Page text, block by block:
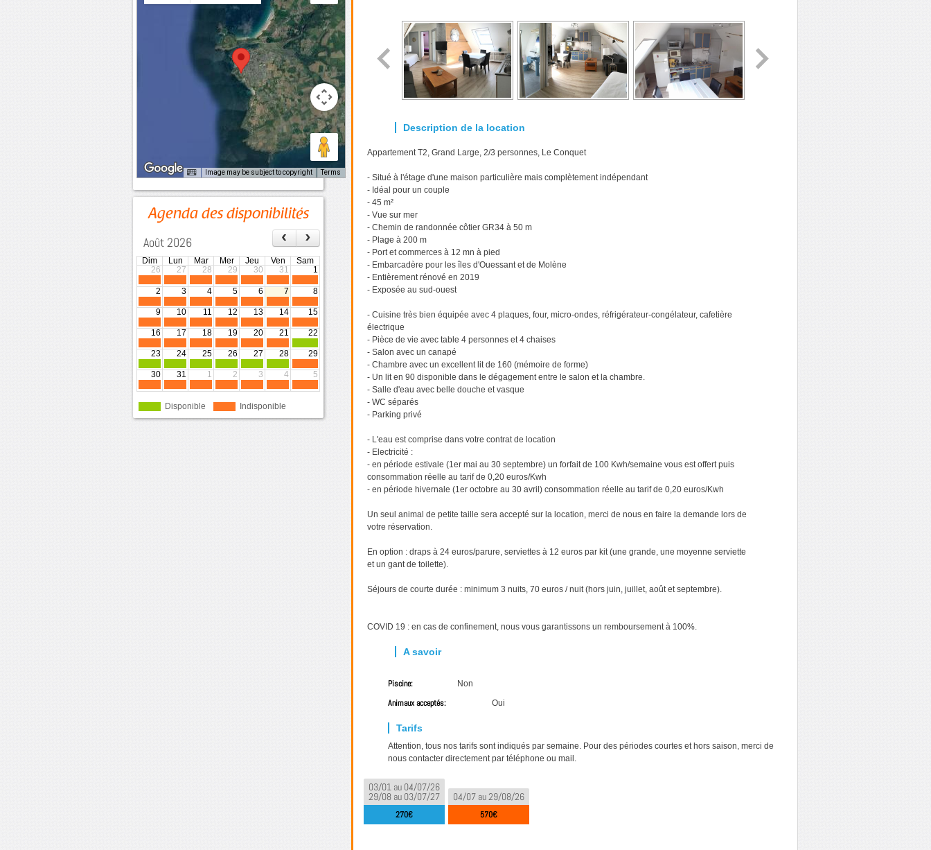
Image may be subject to copyright Terms
Agenda des disponibilités
Août 2026 ‹ ›
Dim Lun Mar Mer Jeu Ven
Sam
26
27 28 29 30 31 1
2 3 4 5 6 7 8
9 10 11 12 13 14 15
16 17 18 19 20 21 22
23 24 25 26 27 28 29
30 31 1 2 3 4 5
Disponible Indisponible
Appartement T2, Grand Large, 2/3 personnes, Le Conquet
- Situé à l'étage d'une maison particulière mais complètement indépendant
- Idéal pour un couple
- 45 m²
- Vue sur mer
- Chemin de randonnée côtier GR34 à 50 m
- Plage à 200 m
- Port et commerces à 12 mn à pied
- Embarcadère pour les îles d'Ouessant et de Molène
- Entièrement rénové en 2019
- Exposée au sud-ouest
- Cuisine très bien équipée avec 4 plaques, four, micro-ondes, réfrigérateur-congélateur, cafetière
électrique
- Pièce de vie avec table 4 personnes et 4 chaises
- Salon avec un canapé
- Chambre avec un excellent lit de 160 (mémoire de forme)
- Un lit en 90 disponible dans le dégagement entre le salon et la chambre.
- Salle d'eau avec belle douche et vasque
- WC séparés
- Parking privé
- L'eau est comprise dans votre contrat de location
- Electricité :
- en période estivale (1er mai au 30 septembre) un forfait de 100 Kwh/semaine vous est offert puis
consommation réelle au tarif de 0,20 euros/Kwh
- en période hivernale (1er octobre au 30 avril) consommation réelle au tarif de 0,20 euros/Kwh
Un seul animal de petite taille sera accepté sur la location, merci de nous en faire la demande lors de
votre réservation.
En option : draps à 24 euros/parure, serviettes à 12 euros par kit (une grande, une moyenne serviette
et un gant de toilette).
Séjours de courte durée : minimum 3 nuits, 70 euros / nuit (hors juin, juillet, août et septembre).
COVID 19 : en cas de confinement, nous vous garantissons un remboursement à 100%.
Piscine: Non
Animaux acceptés: Oui
Attention, tous nos tarifs sont indiqués par semaine. Pour des périodes courtes et hors saison, merci de
nous contacter directement par téléphone ou mail.
03/01 au 04/07/26
29/08 au 03/07/27
270€
04/07 au 29/08/26
570€